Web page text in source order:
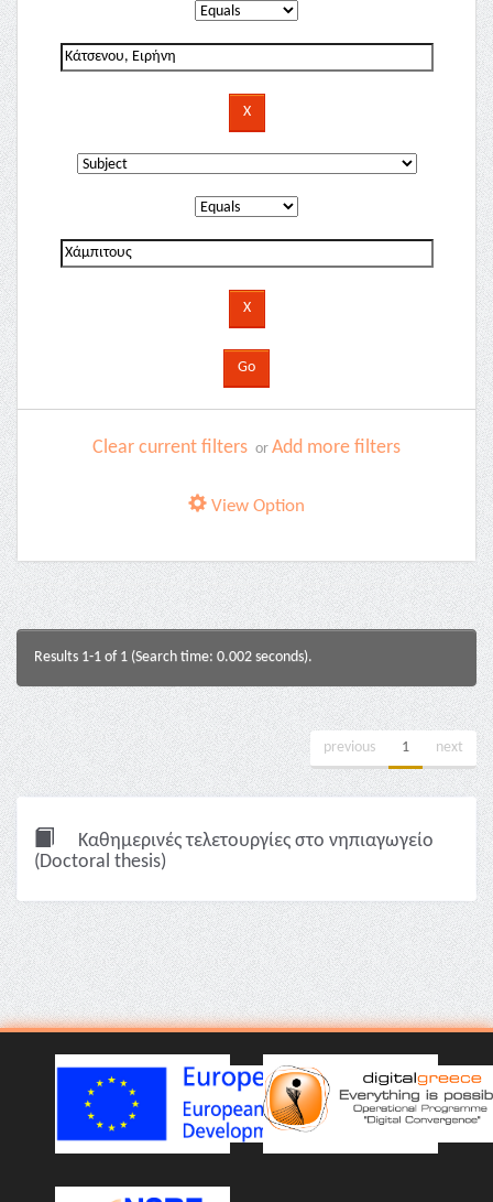
Clear current filters or Add more filters
View Option
Results 1-1 of 1 (Search time: 0.002 seconds).
previous 1 next
Καθημερινές τελετουργίες στο νηπιαγωγείο
(Doctoral thesis)